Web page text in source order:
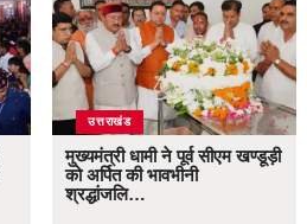
उत्तराखंड
मुख्यमंत्री धामी ने पूर्व सीएम खण्डूड़ी
को अर्पित की भावभीनी
श्रद्धांजलि…